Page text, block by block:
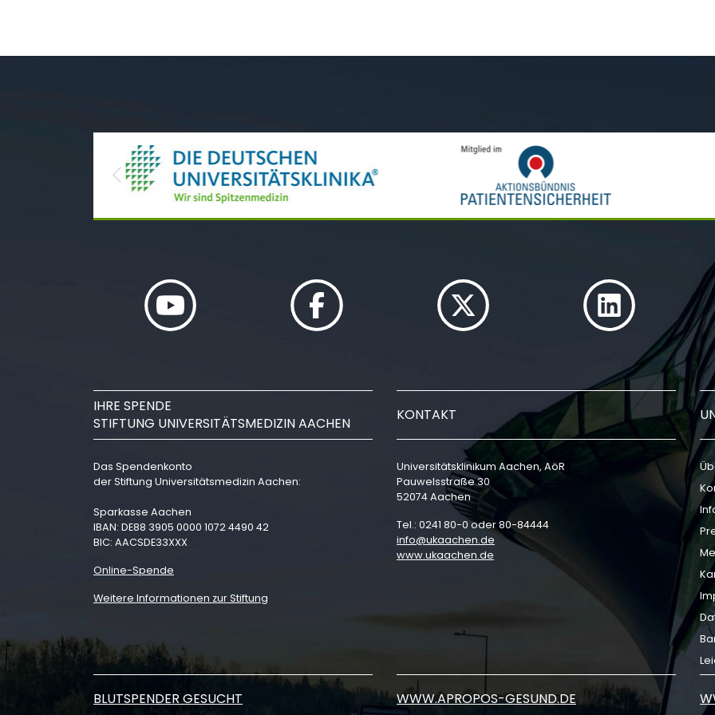
Previous
IHRE SPENDE
STIFTUNG UNIVERSITÄTSMEDIZIN AACHEN
Das Spendenkonto
der Stiftung Universitätsmedizin Aachen:
Sparkasse Aachen
IBAN: DE88 3905 0000 1072 4490 42
BIC: AACSDE33XXX
Online-Spende
Weitere Informationen zur Stiftung
KONTAKT
Universitätsklinikum Aachen, AöR
Pauwelsstraße 30
52074 Aachen
Tel.: 0241 80-0 oder 80-84444
info
ukaachen de
www.ukaachen.de
BLUTSPENDER GESUCHT WWW.APROPOS-GESUND.DE